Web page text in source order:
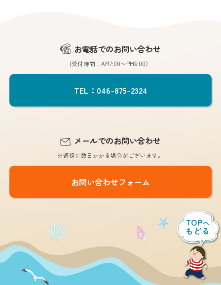
お電話でのお問い合わせ
(受付時間：AM7:00〜PM6:00）
TEL：046-875-2324
メールでのお問い合わせ
※返信に数日かかる場合がございます。
お問い合わせフォーム